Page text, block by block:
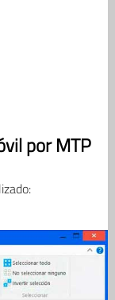
por MTP